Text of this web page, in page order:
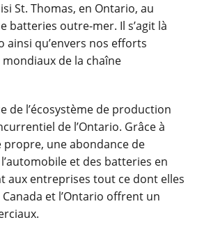
St. Thomas, en Ontario, au
outre-mer. Il s’agit là
ainsi qu’envers nos efforts
de la chaîne
de l’écosystème de production
de l’Ontario. Grâce à
propre, une abondance de
et des batteries en
aux entreprises tout ce dont elles
et l’Ontario offrent un